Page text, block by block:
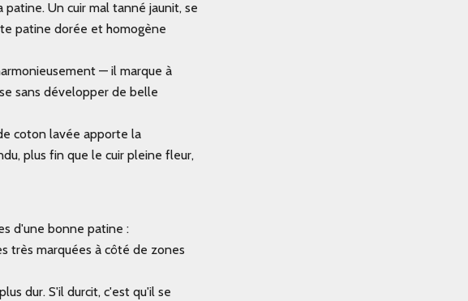
Un cuir mal tanné jaunit, se
patine dorée et homogène
— il marque à
sans développer de belle
coton lavée apporte la
plus fin que le cuir pleine fleur,
d'une bonne patine :
très marquées à côté de zones
dur. S'il durcit, c'est qu'il se